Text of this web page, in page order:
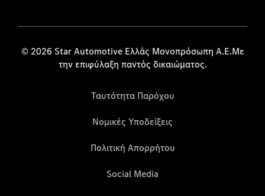
© 2026 Star Automotive Ελλάς Μονοπρόσωπη Α.Ε.Με
την επιφύλαξη παντός δικαιώματος.
Ταυτότητα Παρόχου
Νομικές Υποδείξεις
Πολιτική Απορρήτου
Social Media